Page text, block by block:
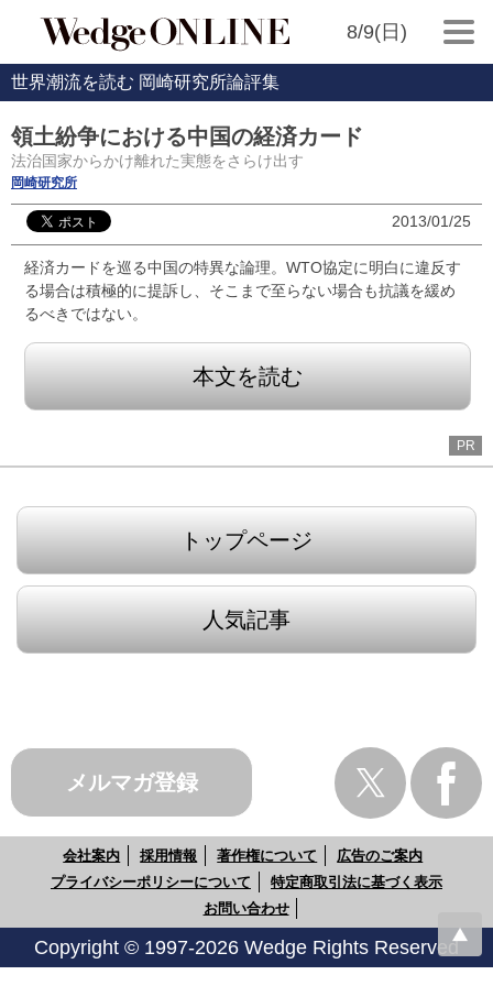
8/9(日)
世界潮流を読む 岡崎研究所論評集
領土紛争における中国の経済カード
法治国家からかけ離れた実態をさらけ出す
岡崎研究所
2013/01/25
経済カードを巡る中国の特異な論理。WTO協定に明白に違反す
る場合は積極的に提訴し、そこまで至らない場合も抗議を緩め
るべきではない。
本文を読む
PR
トップページ
人気記事
メルマガ登録
会社案内 採用情報 著作権について
広告のご案内
プライバシーポリシーについて
特定商取引法に基づく表示
お問い合わせ
Copyright © 1997-2026 Wedge Rights Reserved